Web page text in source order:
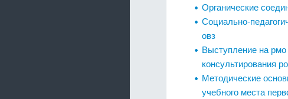
Органические
Социально-
овз
Выступление на рмо
консультирования
Методические
учебного места